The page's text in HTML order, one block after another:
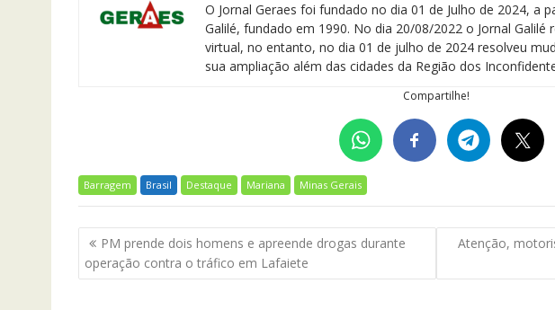
O Jornal Geraes foi fundado no dia 01 de Julho de 2024, a
Galilé, fundado em 1990. No dia 20/08/2022 o Jornal
virtual, no entanto, no dia 01 de julho de 2024 resolveu
sua ampliação além das cidades da Região dos
Compartilhe!
Barragem Brasil Destaque Mariana Minas Gerais
Navegação
de
Post
PM prende dois homens e apreende drogas durante
operação contra o tráfico em Lafaiete
Atenção,